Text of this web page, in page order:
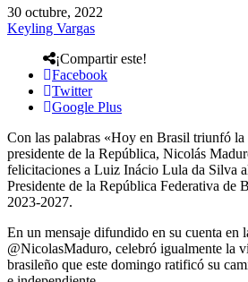
30 octubre, 2022
Keyling Vargas
¡Compartir este!
Facebook
Twitter
Google Plus
Con las palabras «Hoy en Brasil triunfó la
presidente de la República, Nicolás
felicitaciones a Luiz Inácio Lula da Silva
Presidente de la República Federativa de
2023-2027.
En un mensaje difundido en su cuenta en
@NicolasMaduro, celebró igualmente la
brasileño que este domingo ratificó su